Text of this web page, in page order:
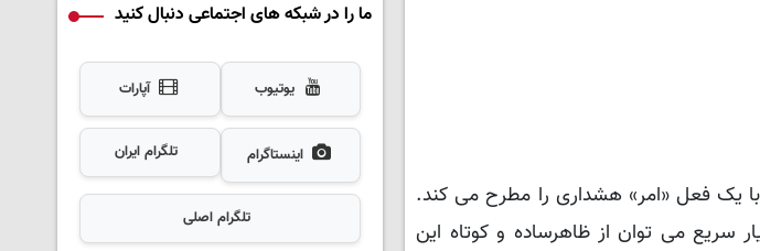
یک فعل «امر» هشداری را مطرح می کند.
می توان از ظاهرساده و کوتاه این
ما را در شبکه های اجتماعی دنبال کنید
یوتیوب آپارات
اینستاگرام تلگرام ایران
تلگرام اصلی